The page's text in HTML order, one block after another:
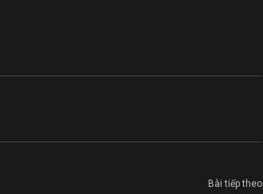
Bài tiếp theo